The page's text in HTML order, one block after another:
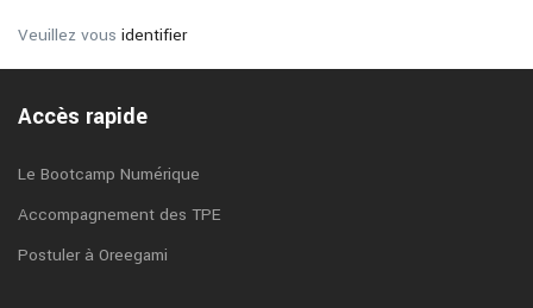
Veuillez vous identifier
Accès rapide
Le Bootcamp Numérique
Accompagnement des TPE
Postuler à Oreegami